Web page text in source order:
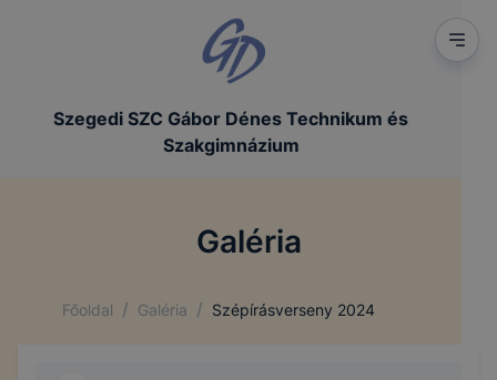
Szegedi SZC Gábor Dénes Technikum és
Szakgimnázium
Galéria
Főoldal / Galéria / Szépírásverseny 2024